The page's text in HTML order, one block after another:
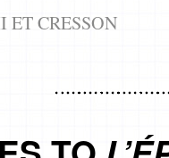
CRESSON